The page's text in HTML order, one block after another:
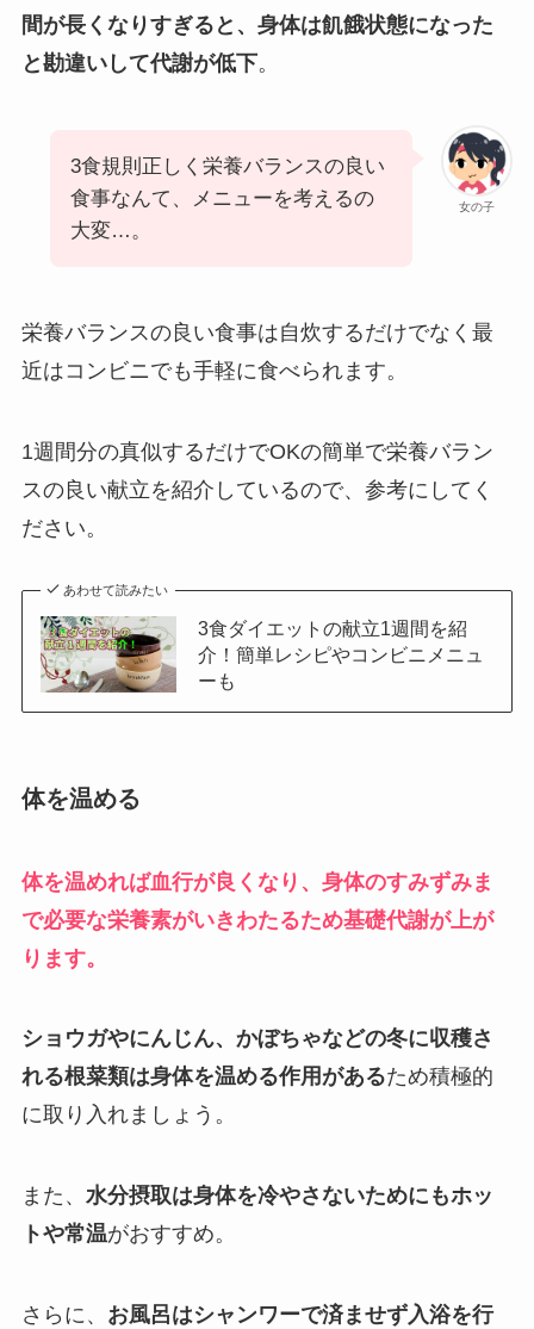
間が長くなりすぎると、身体は飢餓状態になった
と勘違いして代謝が低下。
女の子
3食規則正しく栄養バランスの良い
食事なんて、メニューを考えるの
大変…。
栄養バランスの良い食事は自炊するだけでなく最
近はコンビニでも手軽に食べられます。
1週間分の真似するだけでOKの簡単で栄養バラン
スの良い献立を紹介しているので、参考にしてく
ださい。
あわせて読みたい
3食ダイエットの献立1週間を紹
介！簡単レシピやコンビニメニュ
ーも
体を温める
体を温めれば血行が良くなり、身体のすみずみま
で必要な栄養素がいきわたるため基礎代謝が上が
ります。
ショウガやにんじん、かぼちゃなどの冬に収穫さ
れる根菜類は身体を温める作用があるため積極的
に取り入れましょう。
また、 水分摂取は身体を冷やさないためにもホッ
トや常温がおすすめ。
さらに、 お風呂はシャンワーで済ませず入浴を行